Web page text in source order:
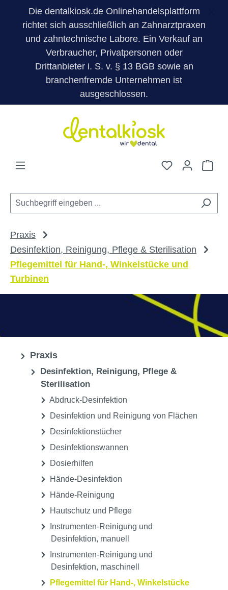
Die dentalkiosk.de Onlinehandelsplattform
richtet sich ausschließlich an Zahnarztpraxen
und zahntechnische Labore. Ein Verkauf an
Verbraucher, Privatpersonen oder
Drittanbieter i. S. v. § 13 BGB sowie an
branchenfremde Unternehmen ist
ausgeschlossen.
Zum Hauptinhalt springen
Du hast 0
Praxis
Desinfektion, Reinigung, Pflege & Sterilisation
Pflegemittel für Hand-, Winkelstücke und
Turbinen
Praxis
Desinfektion, Reinigung, Pflege &
Sterilisation
Abdruck-Desinfektion
Desinfektion und Reinigung von Flächen
Desinfektionstücher
Desinfektionswannen
Dosierhilfen
Hände-Desinfektion
Hände-Reinigung
Hautschutz und Pflege
Instrumenten-Reinigung und
Desinfektion, manuell
Instrumenten-Reinigung und
Desinfektion, maschinell
Pflegemittel für Hand-, Winkelstücke